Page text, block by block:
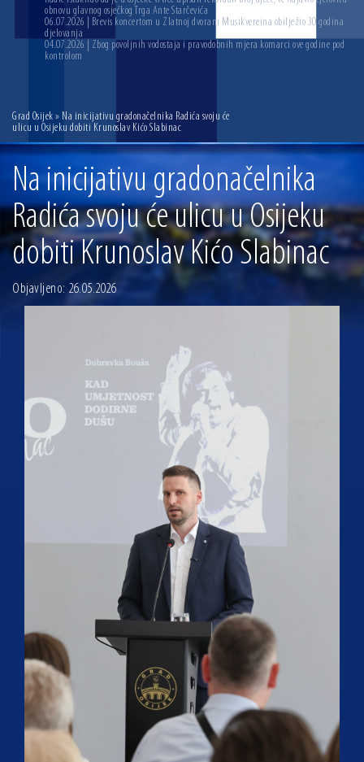
obnovu glavnog osječkog Trga Ante Starčevića
06.07.2026 | Brevis koncertom u Zlatnoj dvorani Musikvereina obilježio 30 godina
djelovanja
04.07.2026 | Zbog povoljnih vodostaja i pravodobnih mjera komarci ove godine pod
kontrolom
Grad Osijek » Na inicijativu gradonačelnika Radića svoju će
ulicu u Osijeku dobiti Krunoslav Kićo Slabinac
Na inicijativu gradonačelnika
Radića svoju će ulicu u Osijeku
dobiti Krunoslav Kićo Slabinac
Objavljeno: 26.05.2026